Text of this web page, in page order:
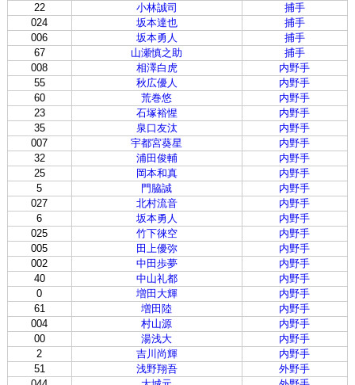
22
小林誠司
捕手
024
坂本達也
捕手
006
坂本勇人
捕手
67
山瀬慎之助
捕手
008
相澤白虎
内野手
55
秋広優人
内野手
60
荒巻悠
内野手
23
石塚裕惺
内野手
35
泉口友汰
内野手
007
宇都宮葵星
内野手
32
浦田俊輔
内野手
25
岡本和真
内野手
5
門脇誠
内野手
027
北村流音
内野手
6
坂本勇人
内野手
025
竹下徠空
内野手
005
田上優弥
内野手
002
中田歩夢
内野手
40
中山礼都
内野手
0
増田大輝
内野手
61
増田陸
内野手
004
村山源
内野手
00
湯浅大
内野手
2
吉川尚輝
内野手
51
浅野翔吾
外野手